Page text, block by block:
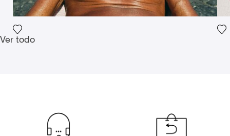
Agrega la fotografía a mi lista de deseos
Ver todo